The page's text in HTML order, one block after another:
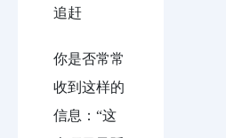
追赶
你是否常常
收到这样的
信息：“这